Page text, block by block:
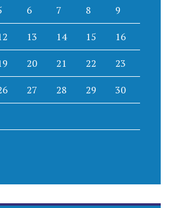
6 7 8 9
13 14 15 16
20 21 22 23
27 28 29 30